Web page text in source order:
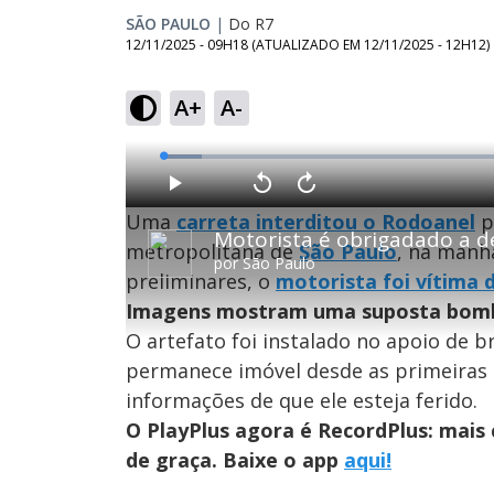
SÃO PAULO | Do R7
12/11/2025 - 09H18 (ATUALIZADO EM 12/11/2025 - 12H12)
A+ A-
porSão Paulo
P
l
a
y
V
o
l
t
a
r
1
0
s
g
u
n
s
A
v
a
n
ç
a
r
1
0
e
g
n
M
u
L
o
a
d
e
:
5
.
2
%
Uma carreta interditou o Rodoanel
metropolitana deSão Paulo, na
preliminares, o motorista foi vítima
Imagens mostram uma suposta
O artefato foi instalado no apoio de
permanece imóvel desde as
informações de que ele esteja ferido.
O PlayPlus agora é RecordPlus:
de graça. Baixe o app aqui!